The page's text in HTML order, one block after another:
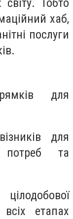
Тобто
хаб,
послуги
для
для
потреб та
етапах